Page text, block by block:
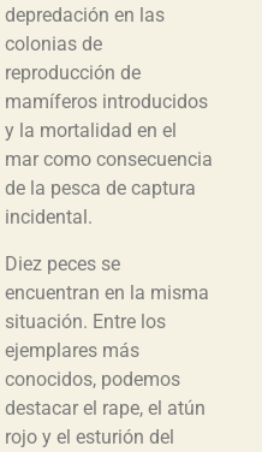
depredación en las
colonias de
reproducción de
mamíferos introducidos
y la mortalidad en el
mar como consecuencia
de la pesca de captura
incidental.
Diez peces se
encuentran en la misma
situación. Entre los
ejemplares más
conocidos, podemos
destacar el rape, el atún
rojo y el esturión del